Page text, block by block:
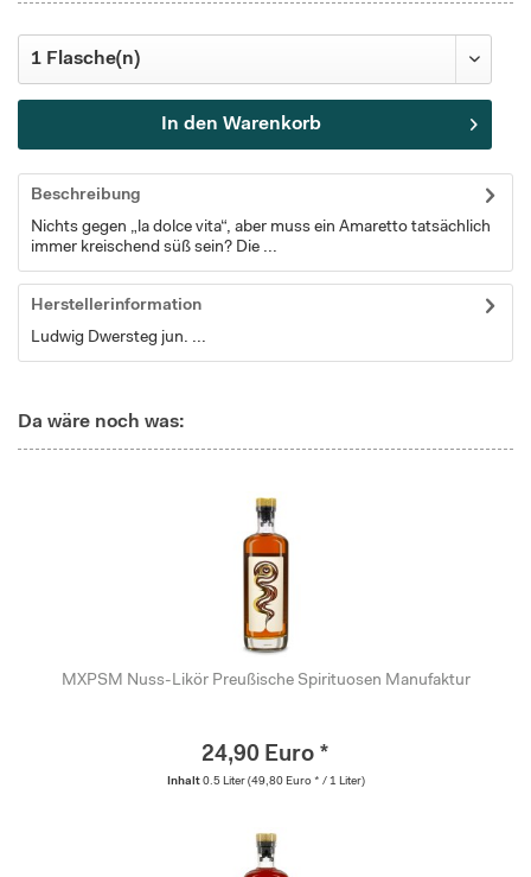
In den Warenkorb
Beschreibung
Nichts gegen „la dolce vita“, aber muss ein Amaretto tatsächlich
immer kreischend süß sein? Die ...
Herstellerinformation
Ludwig Dwersteg jun. ...
Da wäre noch was:
MXPSM Nuss-Likör Preußische Spirituosen Manufaktur
24,90 Euro *
Inhalt 0.5 Liter (49,80 Euro * / 1 Liter)